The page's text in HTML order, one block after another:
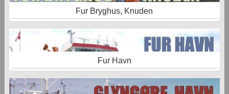
Fur Bryghus, Knuden
Fur Havn